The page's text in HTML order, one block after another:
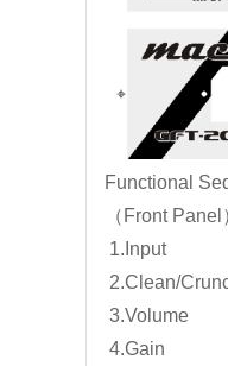
Functional
（
1.Input
2.Clean/
4.Gain